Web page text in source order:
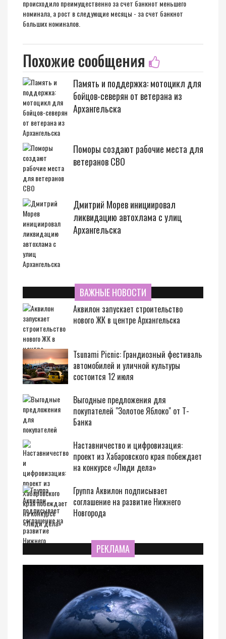
происходило преимущественно за счет банкнот меньшего
номинала, а рост в следующие месяцы - за счет банкнот
больших номиналов.
Похожие сообщения
Память и поддержка: мотоцикл для
бойцов-северян от ветерана из
Архангельска
Поморы создают рабочие места для
ветеранов СВО
Дмитрий Морев инициировал
ликвидацию автохлама с улиц
Архангельска
ВАЖНЫЕ НОВОСТИ
Аквилон запускает строительство
нового ЖК в центре Архангельска
Tsunami Picnic: Грандиозный фестиваль
автомобилей и уличной культуры
состоится 12 июля
Выгодные предложения для
покупателей "Золотое Яблоко" от Т-
Банка
Наставничество и цифровизация:
проект из Хабаровского края побеждает
на конкурсе «Люди дела»
Группа Аквилон подписывает
соглашение на развитие Нижнего
Новгорода
РЕКЛАМА